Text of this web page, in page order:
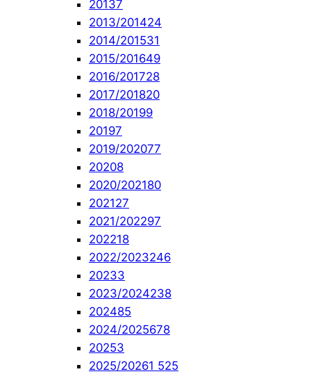
20137
2013/201424
2014/201531
2015/201649
2016/201728
2017/201820
2018/20199
20197
2019/202077
20208
2020/202180
202127
2021/202297
202218
2022/2023246
20233
2023/2024238
202485
2024/2025678
20253
2025/20261 525